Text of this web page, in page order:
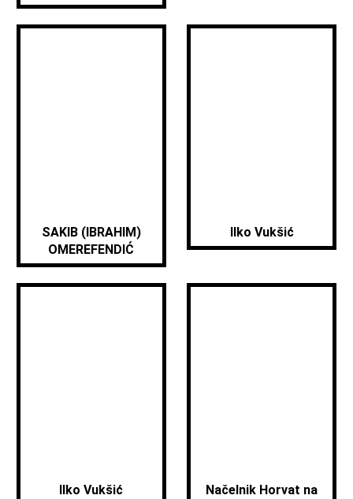
SAKIB (IBRAHIM)
OMEREFENDIĆ
Ilko Vukšić
Ilko Vukšić
Načelnik Horvat na